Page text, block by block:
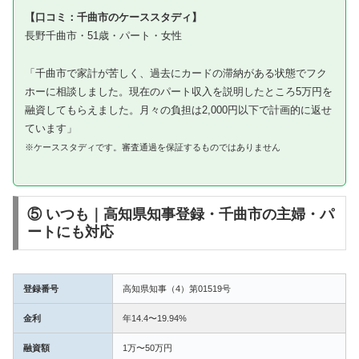
【口コミ：千曲市のケーススタディ】
長野千曲市・51歳・パート・女性
「千曲市で家計が苦しく、過去にカードの滞納がある状態でフク
ホーに相談しました。現在のパート収入を説明したところ5万円を
融資してもらえました。月々の負担は2,000円以下で計画的に返せ
ています」
※ケーススタディです。審査通過を保証するものではありません
⑤ いつも｜高知県知事登録・千曲市の主婦・パ
ートにも対応
登録番号 高知県知事（4）第01519号
金利 年14.4〜19.94%
融資額 1万〜50万円